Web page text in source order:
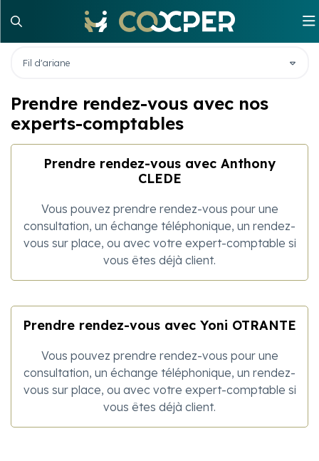
Notre cabinet
Présentation
Nos services
Audit et commissariat aux comptes
RH et Paie
Création d'entreprise - Start-up
Juridique d’entreprise
Pilotage d’entreprise
Guide de la création d'entreprise
Actualités
M'informer sur mon secteur
Simulateurs
Contact
Fil d'ariane
Prendre rendez-vous avec nos
experts-comptables
Prendre rendez-vous avec Anthony
CLEDE
Vous pouvez prendre rendez-vous pour une
consultation, un échange téléphonique, un rendez-
vous sur place, ou avec votre expert-comptable si
vous êtes déjà client.
Prendre rendez-vous avec Yoni OTRANTE
Vous pouvez prendre rendez-vous pour une
consultation, un échange téléphonique, un rendez-
vous sur place, ou avec votre expert-comptable si
vous êtes déjà client.